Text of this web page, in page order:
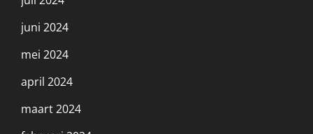
juni 2024
mei 2024
april 2024
maart 2024